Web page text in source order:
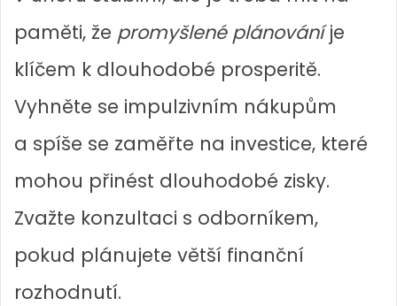
paměti, že promyšlené plánováníje
klíčem k dlouhodobé prosperitě.
Vyhněte se impulzivním nákupům
a spíše se zaměřte na investice, které
mohou přinést dlouhodobé zisky.
Zvažte konzultaci s odborníkem,
pokud plánujete větší finanční
rozhodnutí.